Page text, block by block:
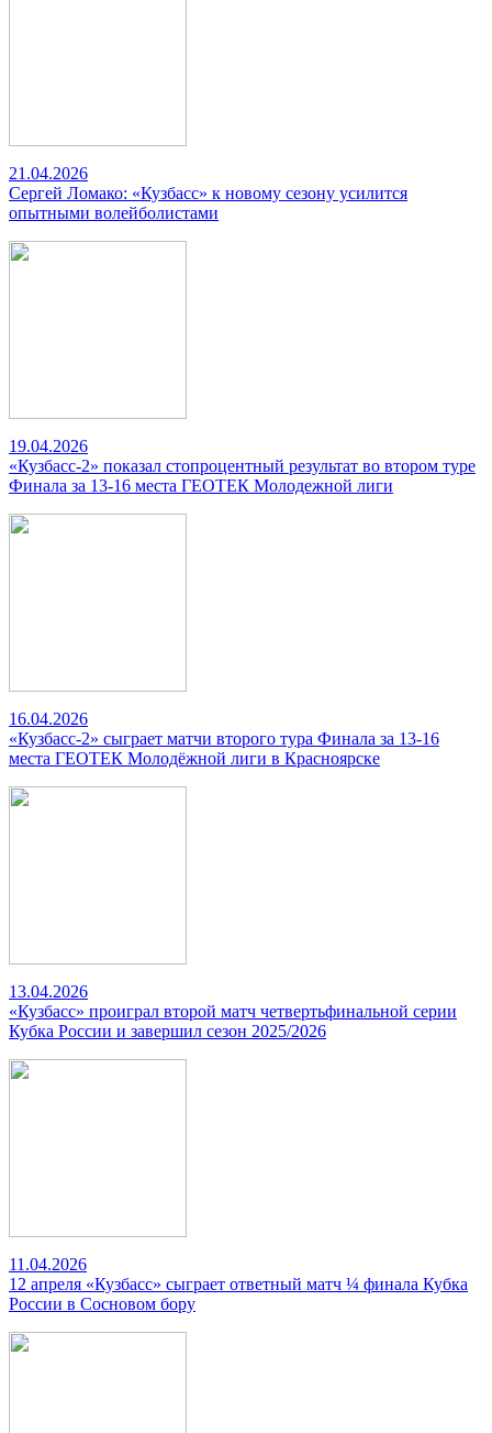
21.04.2026
Сергей Ломако: «Кузбасс» к новому сезону усилится
опытными волейболистами
19.04.2026
«Кузбасс-2» показал стопроцентный результат во втором туре
Финала за 13-16 места ГЕОТЕК Молодежной лиги
16.04.2026
«Кузбасс-2» сыграет матчи второго тура Финала за 13-16
места ГЕОТЕК Молодёжной лиги в Красноярске
13.04.2026
«Кузбасс» проиграл второй матч четвертьфинальной серии
Кубка России и завершил сезон 2025/2026
11.04.2026
12 апреля «Кузбасс» сыграет ответный матч ¼ финала Кубка
России в Сосновом бору